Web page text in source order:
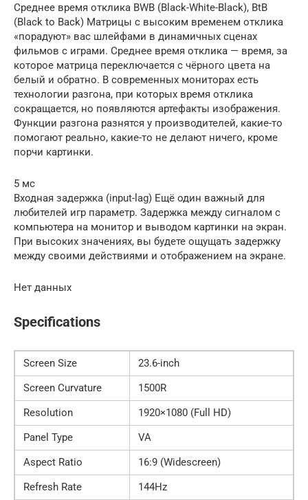
Среднее время отклика BWB (Black-White-Black), BtB
(Black to Back) Матрицы с высоким временем отклика
«порадуют» вас шлейфами в динамичных сценах
фильмов с играми. Среднее время отклика — время, за
которое матрица переключается с чёрного цвета на
белый и обратно. В современных мониторах есть
технологии разгона, при которых время отклика
сокращается, но появляются артефакты изображения.
Функции разгона разнятся у производителей, какие-то
помогают реально, какие-то не делают ничего, кроме
порчи картинки.
5 мс
Входная задержка (input-lag) Ещё один важный для
любителей игр параметр. Задержка между сигналом с
компьютера на монитор и выводом картинки на экран.
При высоких значениях, вы будете ощущать задержку
между своими действиями и отображением на экране.
Нет данных
Specifications
Screen Size
23.6-inch
Screen Curvature
1500R
Resolution
1920×1080 (Full HD)
Panel Type
VA
Aspect Ratio
16:9 (Widescreen)
Refresh Rate
144Hz